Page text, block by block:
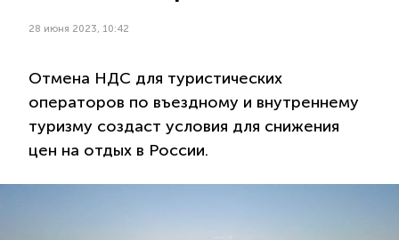
28 июня 2023, 10:42
Отмена НДС для туристических
операторов по въездному и внутреннему
туризму создаст условия для снижения
цен на отдых в России.